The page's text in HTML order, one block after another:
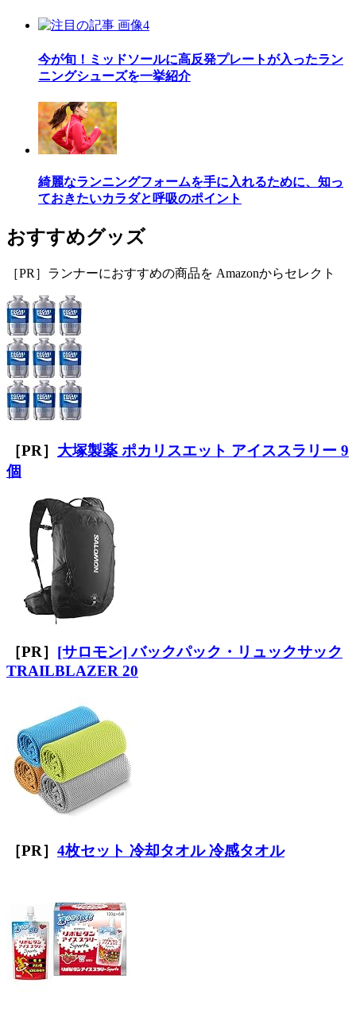
今が旬！ミッドソールに高反発プレートが入ったラン
ニングシューズを一挙紹介
綺麗なランニングフォームを手に入れるために、知っ
ておきたいカラダと呼吸のポイント
おすすめグッズ
［PR］ランナーにおすすめの商品を Amazonからセレクト
［PR］ 大塚製薬 ポカリスエット アイススラリー 9
個
［PR］ [サロモン] バックパック・リュックサック
TRAILBLAZER 20
［PR］ 4枚セット 冷却タオル 冷感タオル